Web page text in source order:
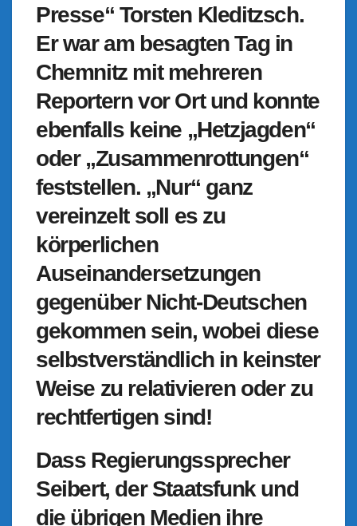
Presse“ Torsten Kleditzsch.
Er war am besagten Tag in
Chemnitz mit mehreren
Reportern vor Ort und konnte
ebenfalls keine „Hetzjagden“
oder „Zusammenrottungen“
feststellen. „Nur“ ganz
vereinzelt soll es zu
körperlichen
Auseinandersetzungen
gegenüber Nicht-Deutschen
gekommen sein, wobei diese
selbstverständlich in keinster
Weise zu relativieren oder zu
rechtfertigen sind!
Dass Regierungssprecher
Seibert, der Staatsfunk und
die übrigen Medien ihre